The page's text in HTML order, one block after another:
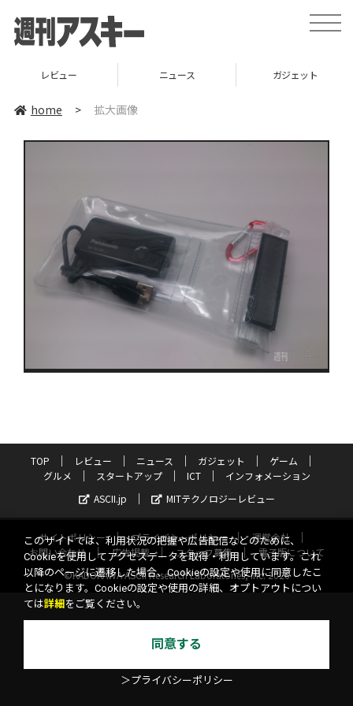
toggle
レビュー ニュース ガジェット
home > 拡大画像
TOP レビュー ニュース ガジェット
ゲーム
グルメ
スタートアップ ICT
インフォメーション
ASCII.jp
MITテクノロジーレビュー
サイトポリシー プライバシーポリシー
運営会社
お問い合わせ
広告掲載 スタッフ募集
電子版について
©KADOKAWA ASCII Research Laboratories, Inc. 2026
このサイトでは、利用状況の把握や広告配信などのために、
Cookieを使用してアクセスデータを取得・利用しています。これ
以降のページに遷移した場合、Cookieの設定や使用に同意したこ
とになります。Cookieの設定や使用の詳細、オプトアウトについ
ては詳細 をご覧ください。
同意する
＞プライバシーポリシー